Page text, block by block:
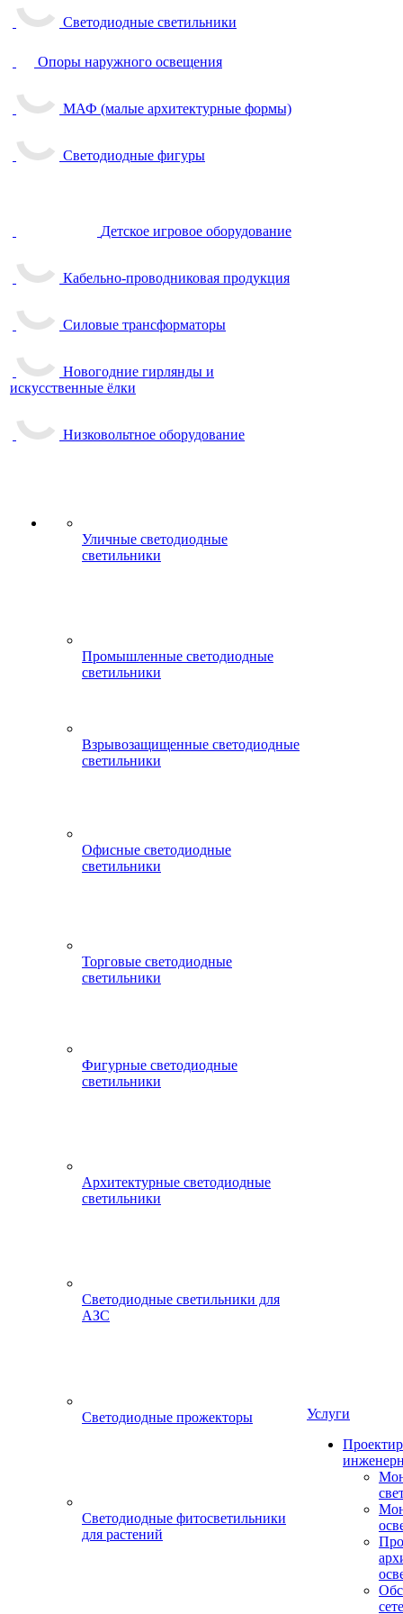
Светодиодные светильники
Опоры наружного освещения
МАФ (малые архитектурные формы)
Светодиодные фигуры
Детское игровое оборудование
Кабельно-проводниковая продукция
Силовые трансформаторы
Новогодние гирлянды и
искусственные ёлки
Низковольтное оборудование
Уличные светодиодные
светильники
Промышленные светодиодные
светильники
Взрывозащищенные светодиодные
светильники
Офисные светодиодные
светильники
Торговые светодиодные
светильники
Фигурные светодиодные
светильники
Архитектурные светодиодные
светильники
Светодиодные светильники для
АЗС
Светодиодные прожекторы
Светодиодные фитосветильники
для растений
Услуги